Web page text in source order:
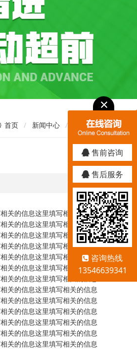
首页 新闻中心 行业资讯
关的信息这里填写相关的信息
关的信息这里填写相关的信息
关的信息这里填写相关的信息
关的信息这里填写相关的信息
关的信息这里填写相关的信息
关的信息这里填写相关的信息
关的信息这里填写相关的信息
关的信息这里填写相关的信息
关的信息这里填写相关的信息
关的信息这里填写相关的信息
关的信息这里填写相关的信息
关的信息这里填写相关的信息
关的信息这里填写相关的信息
售前咨询
售后服务
咨询热线
13546639341